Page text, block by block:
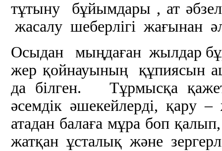
тұтыну бұйымдары , ат
жасалу шеберлігі жағынан
Осыдан мыңдаған жылдар
жер қойнауының құпиясын
да білген. Тұрмысқа
әсемдік әшекейлерді,
атадан балаға мұра боп
жатқан ұсталық және